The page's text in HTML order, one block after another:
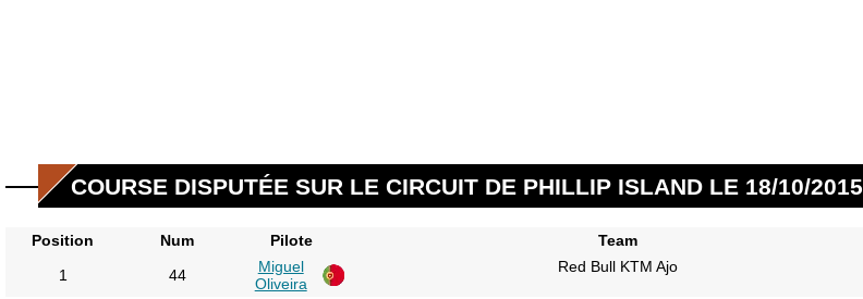
COURSE DISPUTÉE SUR LE CIRCUIT DE PHILLIP ISLAND LE 18/10/2015
Position Num Pilote Team
1
44
Miguel
Oliveira
Red Bull KTM Ajo